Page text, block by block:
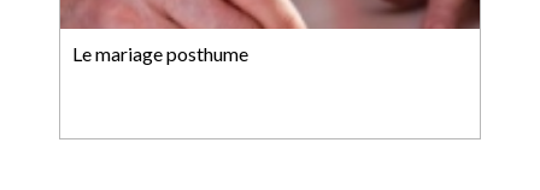
Le mariage posthume